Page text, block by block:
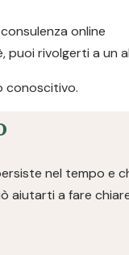
online
puoi rivolgerti a
conoscitivo.
nel tempo e
aiutarti a fare